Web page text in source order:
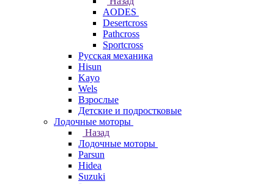
AODES
Desertcross
Pathcross
Sportcross
Русская механика
Hisun
Kayo
Wels
Взрослые
Детские и подростковые
Лодочные моторы
Назад
Лодочные моторы
Parsun
Hidea
Suzuki